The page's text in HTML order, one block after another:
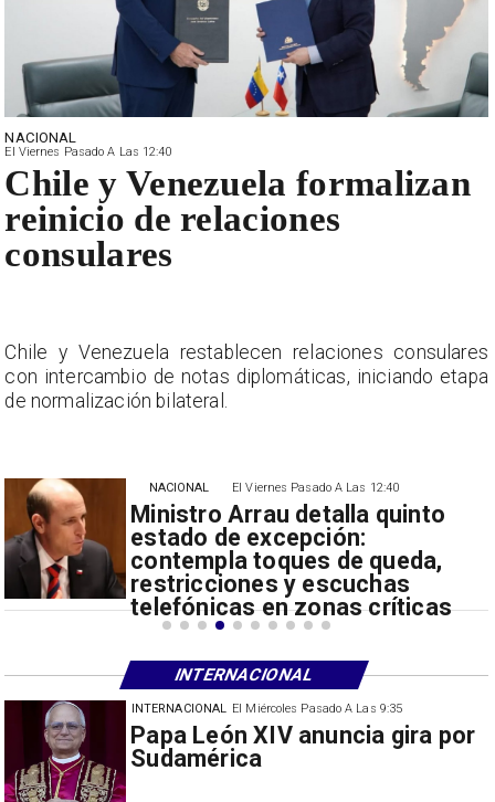
El Miércoles Pasado A Las 9:35
China restringe exportación de
drones a EEUU y sanciona
INTERNACIONAL
El Viernes Pasado A Las 12:40
Ministro Arrau detalla quinto
estado de excepción:
contempla toques de queda,
restricciones y escuchas
telefónicas en zonas críticas
NACIONAL
NACIONAL
El Viernes Pasado A Las 12:40
Chile y Venezuela formalizan
reinicio de relaciones
consulares
Chile y Venezuela restablecen relaciones consulares
con intercambio de notas diplomáticas, iniciando etapa
de normalización bilateral.
INTERNACIONAL